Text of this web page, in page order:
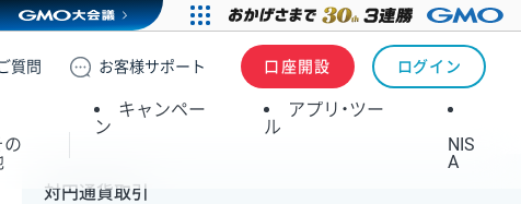
質問 お客様サポート 口座開設 ログイン
の
キャンペー
ン
アプリ・ツー
ル
NIS
A
対円通貨取引